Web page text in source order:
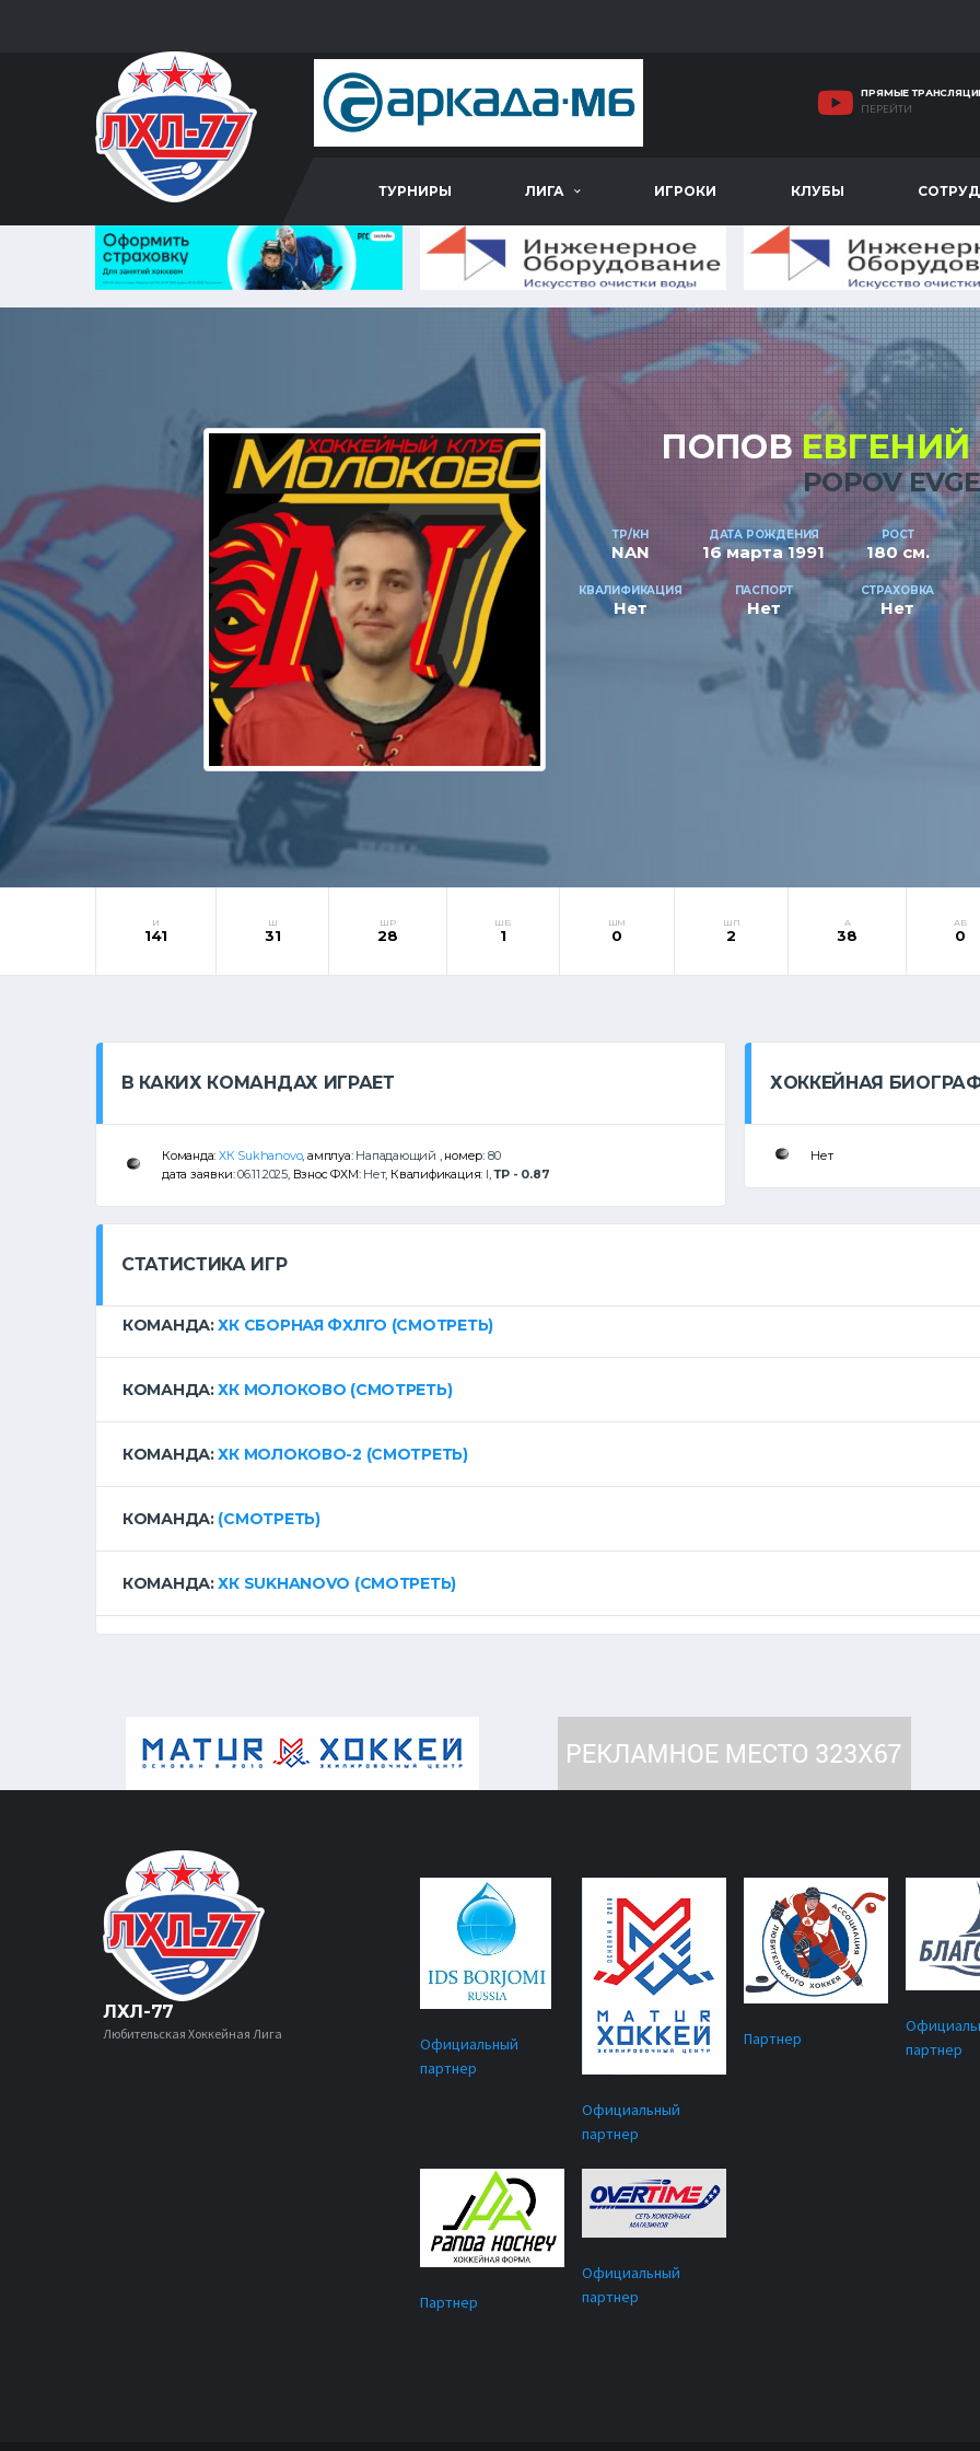
ПРЯМЫЕ
ПЕРЕЙТИ
ТУРНИРЫ ЛИГА ИГРОКИ КЛУБЫ
ПОПОВ ЕВГЕНИЙ
POPOV
ТР/КН
NAN
ДАТА РОЖДЕНИЯ
16 марта 1991
РОСТ
180 см.
КВАЛИФИКАЦИЯ
Нет
ПАСПОРТ
Нет
СТРАХОВКА
Нет
И
141
Ш
31
ШР
28
ШБ
1
ШМ
0
ШП
2
А
38
АБ
0
В КАКИХ КОМАНДАХ ИГРАЕТ
Команда:ХК Sukhanovo, амплуа: Нападающий , номер: 80
дата заявки:06.11.2025, Взнос ФХМ: Нет, Квалификация: I ,ТР - 0.87
ХОККЕЙНАЯ
Нет
СТАТИСТИКА ИГР
КОМАНДА:ХК СБОРНАЯ ФХЛГО (СМОТРЕТЬ)
КОМАНДА:ХК МОЛОКОВО (СМОТРЕТЬ)
КОМАНДА:ХК МОЛОКОВО-2 (СМОТРЕТЬ)
КОМАНДА: (СМОТРЕТЬ)
КОМАНДА:ХК SUKHANOVO (СМОТРЕТЬ)
ЛХЛ-77
Любительская Хоккейная Лига
Официальный
партнер
Официальный
партнер
Партнер
партнер
Партнер
Официальный
партнер